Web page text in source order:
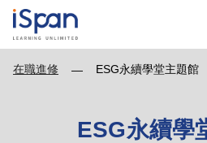
在職進修 — ESG永續學堂主題館
ESG永續學